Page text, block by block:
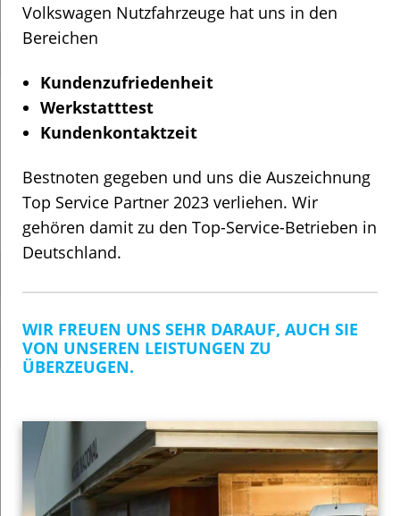
Volkswagen Nutzfahrzeuge hat uns in den
Bereichen
Kundenzufriedenheit
Werkstatttest
Kundenkontaktzeit
Bestnoten gegeben und uns die Auszeichnung
Top Service Partner 2023 verliehen. Wir
gehören damit zu den Top-Service-Betrieben in
Deutschland.
WIR FREUEN UNS SEHR DARAUF, AUCH SIE
VON UNSEREN LEISTUNGEN ZU
ÜBERZEUGEN.